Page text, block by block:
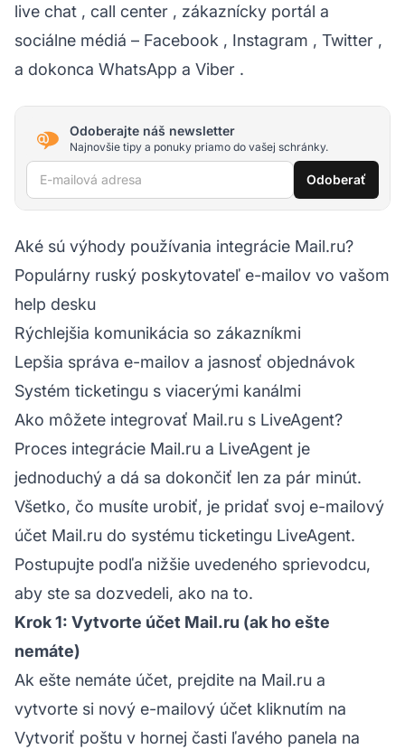
live chat , call center , zákaznícky portál a
sociálne médiá – Facebook , Instagram , Twitter ,
a dokonca WhatsApp a Viber .
Odoberajte náš newsletter
Najnovšie tipy a ponuky priamo do vašej schránky.
E-mailová adresa Odoberať
Aké sú výhody používania integrácie Mail.ru?
Populárny ruský poskytovateľ e-mailov vo vašom
help desku
Rýchlejšia komunikácia so zákazníkmi
Lepšia správa e-mailov a jasnosť objednávok
Systém ticketingu s viacerými kanálmi
Ako môžete integrovať Mail.ru s LiveAgent?
Proces integrácie Mail.ru a LiveAgent je
jednoduchý a dá sa dokončiť len za pár minút.
Všetko, čo musíte urobiť, je pridať svoj e-mailový
účet Mail.ru do systému ticketingu LiveAgent.
Postupujte podľa nižšie uvedeného sprievodcu,
aby ste sa dozvedeli, ako na to.
Krok 1: Vytvorte účet Mail.ru (ak ho ešte
nemáte)
Ak ešte nemáte účet, prejdite na Mail.ru a
vytvorte si nový e-mailový účet kliknutím na
Vytvoriť poštu v hornej časti ľavého panela na